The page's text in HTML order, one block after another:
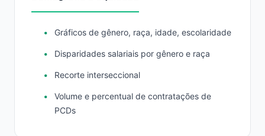
Gráficos de gênero, raça, idade, escolaridade
Disparidades salariais por gênero e raça
Recorte interseccional
Volume e percentual de contratações de
PCDs